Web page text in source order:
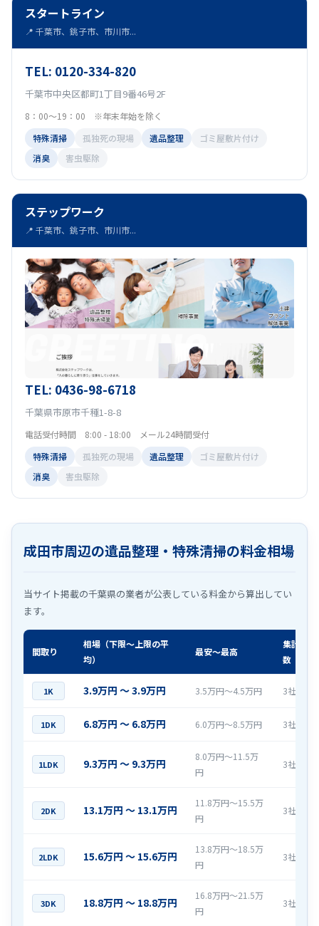
スタートライン
📍 千葉市、銚子市、市川市...
TEL: 0120-334-820
千葉市中央区都町1丁目9番46号2F
8：00～19：00 ※年末年始を除く
特殊清掃
孤独死の現場 遺品整理
ゴミ屋敷片付け
消臭
害虫駆除
ステップワーク
📍 千葉市、銚子市、市川市...
TEL: 0436-98-6718
千葉県市原市千種1-8-8
電話受付時間 8:00 - 18:00 メール24時間受付
特殊清掃
孤独死の現場 遺品整理
ゴミ屋敷片付け
消臭
害虫駆除
成田市周辺の遺品整理・特殊清掃の料金相場
当サイト掲載の千葉県の業者が公表している料金から算出してい
ます。
間取り
相場（下限〜上限の平
均）
最安〜最高
集計社
数
1K 3.9万円 〜 3.9万円 3.5万円〜4.5万円 3社
1DK 6.8万円 〜 6.8万円 6.0万円〜8.5万円 3社
1LDK 9.3万円 〜 9.3万円
8.0万円〜11.5万
円
3社
2DK 13.1万円 〜 13.1万円
11.8万円〜15.5万
円
3社
2LDK 15.6万円 〜 15.6万円
13.8万円〜18.5万
円
3社
3DK 18.8万円 〜 18.8万円
16.8万円〜21.5万
円
3社